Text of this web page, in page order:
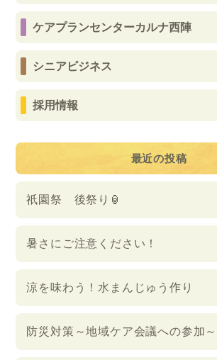
ケアプランセンターカルナ西陣
シニアビジネス
採用情報
最近の投稿
祇園祭 後祭り🏮
暑さにご注意ください！
涼を味わう！水まんじゅう作り
防災対策～地域ケア会議への参加～